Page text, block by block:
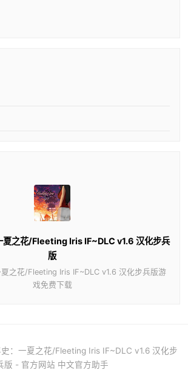
夏之花/Fleeting Iris IF~DLC v1.6 汉化步兵
版
之花/Fleeting Iris IF~DLC v1.6 汉化步兵版游
戏免费下载
：一夏之花/Fleeting Iris IF~DLC v1.6 汉化步
版 - 官方网站 中文官方助手